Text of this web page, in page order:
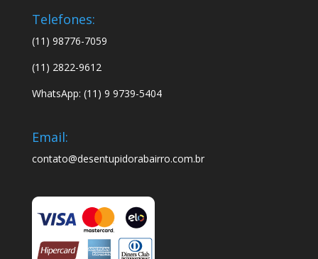
Telefones:
(11) 98776-7059
(11) 2822-9612
WhatsApp: (11) 9 9739-5404
Email:
contato@desentupidorabairro.com.br